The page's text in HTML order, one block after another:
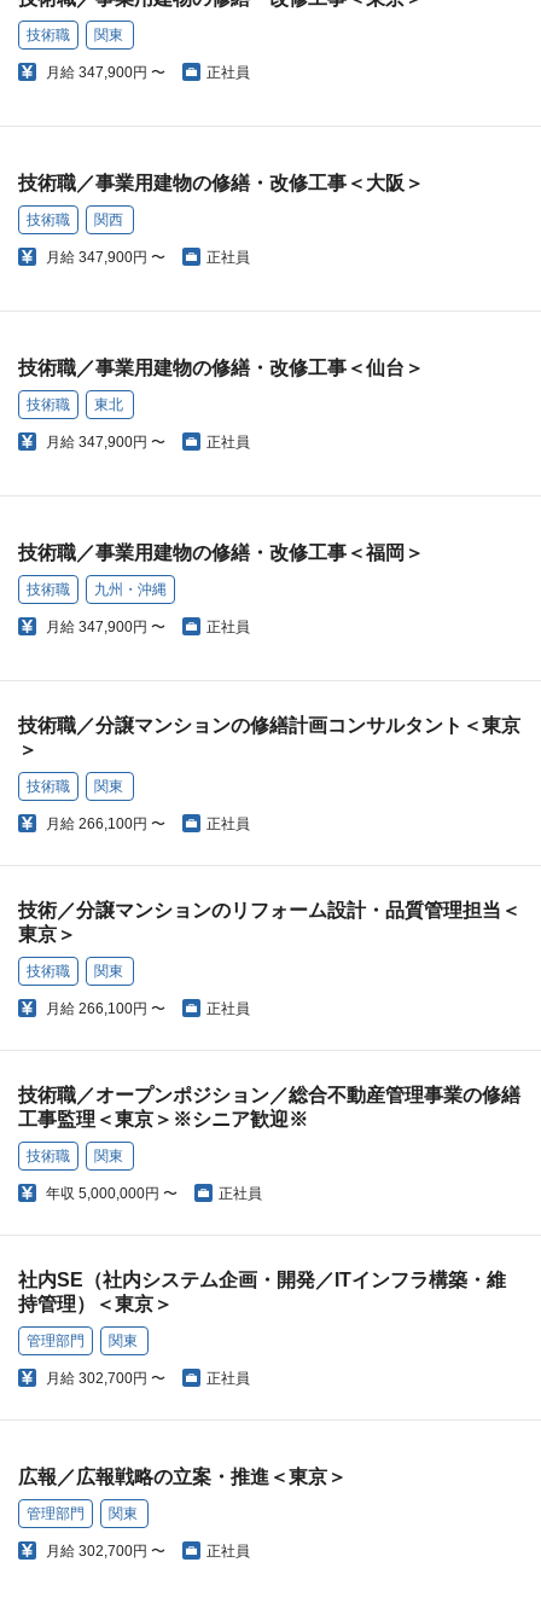
技術職 関東
月給 347,900円 〜 正社員
技術職／事業用建物の修繕・改修工事＜大阪＞
技術職 関西
月給 347,900円 〜 正社員
技術職／事業用建物の修繕・改修工事＜仙台＞
技術職 東北
月給 347,900円 〜 正社員
技術職／事業用建物の修繕・改修工事＜福岡＞
技術職 九州・沖縄
月給 347,900円 〜 正社員
技術職／分譲マンションの修繕計画コンサルタント＜東京
＞
技術職 関東
月給 266,100円 〜 正社員
技術／分譲マンションのリフォーム設計・品質管理担当＜
東京＞
技術職 関東
月給 266,100円 〜 正社員
技術職／オープンポジション／総合不動産管理事業の修繕
工事監理＜東京＞※シニア歓迎※
技術職 関東
年収 5,000,000円 〜 正社員
社内SE（社内システム企画・開発／ITインフラ構築・維
持管理）＜東京＞
管理部門 関東
月給 302,700円 〜 正社員
広報／広報戦略の立案・推進＜東京＞
管理部門 関東
月給 302,700円 〜 正社員